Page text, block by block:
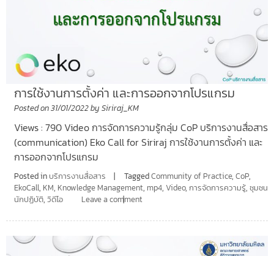
การใช้งานการตั้งค่า และการออกจากโปรแกรม
Posted on31/01/2022by Siriraj_KM
Views : 790 Video การจัดการความรู้กลุ่ม CoP บริการงานสื่อสาร
(communication) Eko Call for Siriraj การใช้งานการตั้งค่า และ
การออกจากโปรแกรม
Posted in บริการงานสื่อสาร TaggedCommunity of Practice, CoP,
EkoCall, KM, Knowledge Management, mp4, Video, การจัดการความรู้, ชุมชน
นักปฏิบัติ, วิดีโอ Leave a comment